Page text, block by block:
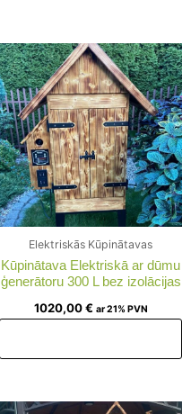
Elektriskās Kūpinātavas
Kūpinātava Elektriskā ar dūmu
ģenerātoru 300 L bez izolācijas
1020,00€ ar 21% PVN